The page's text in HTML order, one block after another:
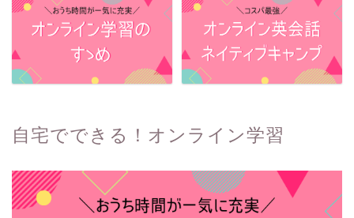
自宅でできる！オンライン学習